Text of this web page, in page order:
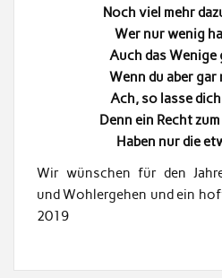
Noch viel mehr
Wer nur wenig
Auch das Wenige
Wenn du aber
Ach, so lasse
Denn ein Recht
Haben nur die
Wir wünschen für den
und Wohlergehen und ein
2019